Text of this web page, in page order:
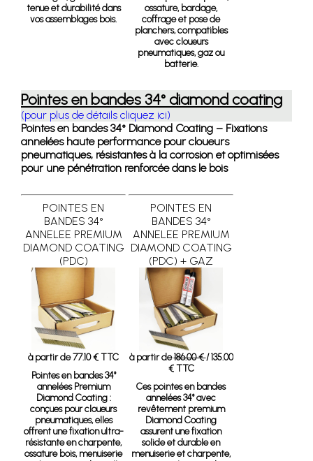
tenue et durabilité dans
vos assemblages bois.
ossature, bardage,
coffrage et pose de
planchers, compatibles
avec cloueurs
pneumatiques, gaz ou
batterie.
Pointes en bandes 34° diamond coating
(pour plus de détails cliquez ici)
Pointes en bandes 34° Diamond Coating – Fixations
annelées haute performance pour cloueurs
pneumatiques, résistantes à la corrosion et optimisées
pour une pénétration renforcée dans le bois
POINTES EN
BANDES 34°
ANNELEE PREMIUM
DIAMOND COATING
(PDC)
à partir de 77.10 € TTC
Pointes en bandes 34°
annelées Premium
Diamond Coating:
conçues pour cloueurs
pneumatiques, elles
offrent une fixation ultra-
résistante en charpente,
ossature bois, menuiserie
POINTES EN
BANDES 34°
ANNELEE PREMIUM
DIAMOND COATING
(PDC) + GAZ
à partir de186.00 €/ 135.00
€ TTC
Ces pointes en bandes
annelées 34° avec
revêtement premium
Diamond Coating
assurent une fixation
solide et durable en
menuiserie et charpente,